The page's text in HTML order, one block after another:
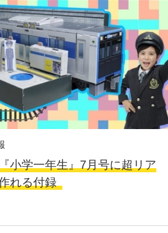
小学一年生』7月号に超リア
れる付録